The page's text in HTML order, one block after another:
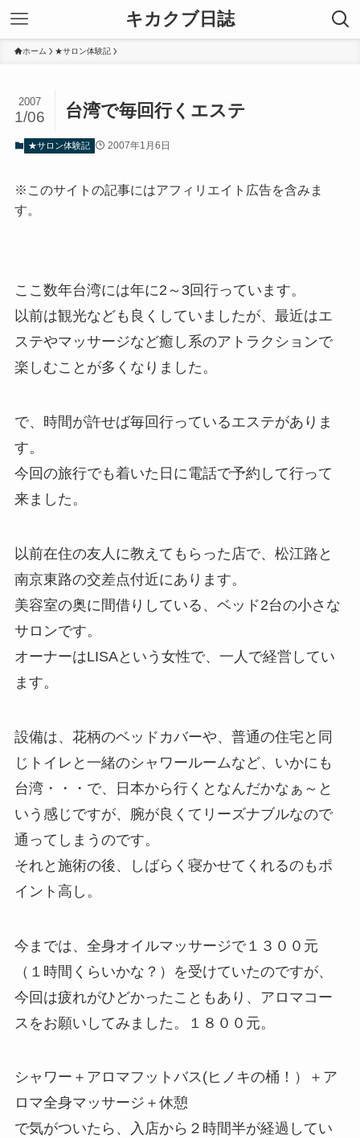
キカクブ日誌
ホーム ★サロン体験記
台湾で毎回行くエステ
2007
1/06
★サロン体験記 2007年1月6日
※このサイトの記事にはアフィリエイト広告を含みま
す。
ここ数年台湾には年に2～3回行っています。
以前は観光なども良くしていましたが、最近はエ
ステやマッサージなど癒し系のアトラクションで
楽しむことが多くなりました。
で、時間が許せば毎回行っているエステがありま
す。
今回の旅行でも着いた日に電話で予約して行って
来ました。
以前在住の友人に教えてもらった店で、松江路と
南京東路の交差点付近にあります。
美容室の奥に間借りしている、ベッド2台の小さな
サロンです。
オーナーはLISAという女性で、一人で経営してい
ます。
設備は、花柄のベッドカバーや、普通の住宅と同
じトイレと一緒のシャワールームなど、いかにも
台湾・・・で、日本から行くとなんだかなぁ～と
いう感じですが、腕が良くてリーズナブルなので
通ってしまうのです。
それと施術の後、しばらく寝かせてくれるのもポ
イント高し。
今までは、全身オイルマッサージで１３００元
（１時間くらいかな？）を受けていたのですが、
今回は疲れがひどかったこともあり、アロマコー
スをお願いしてみました。１８００元。
シャワー＋アロマフットバス(ヒノキの桶！）＋ア
ロマ全身マッサージ＋休憩
で気がついたら、入店から２時間半が経過してい